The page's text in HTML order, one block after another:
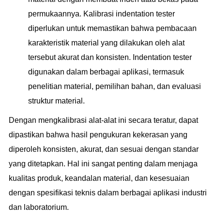
permukaannya. Kalibrasi indentation tester
diperlukan untuk memastikan bahwa pembacaan
karakteristik material yang dilakukan oleh alat
tersebut akurat dan konsisten. Indentation tester
digunakan dalam berbagai aplikasi, termasuk
penelitian material, pemilihan bahan, dan evaluasi
struktur material.
Dengan mengkalibrasi alat-alat ini secara teratur, dapat
dipastikan bahwa hasil pengukuran kekerasan yang
diperoleh konsisten, akurat, dan sesuai dengan standar
yang ditetapkan. Hal ini sangat penting dalam menjaga
kualitas produk, keandalan material, dan kesesuaian
dengan spesifikasi teknis dalam berbagai aplikasi industri
dan laboratorium.